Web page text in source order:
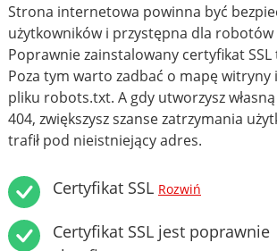
Strona internetowa powinna być
użytkowników i przystępna dla robotów
Poprawnie zainstalowany certyfikat
Poza tym warto zadbać o mapę witryny
pliku robots.txt. A gdy utworzysz
404, zwiększysz szanse zatrzymania
trafił pod nieistniejący adres.
Certyfikat SSL Rozwiń
Certyfikat SSL jest poprawnie